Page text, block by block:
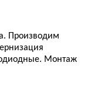
Производим
Монтаж